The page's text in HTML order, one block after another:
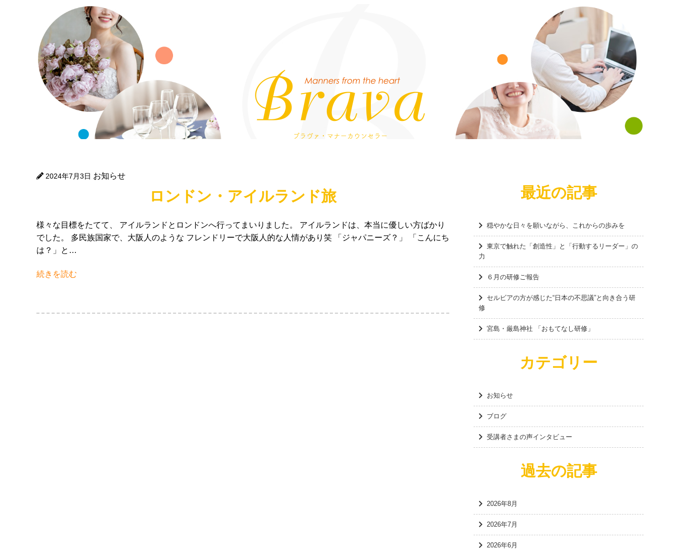
2024年7月3日 お知らせ
ロンドン・アイルランド旅
様々な目標をたてて、 アイルランドとロンドンへ行ってまいりました。 アイルランドは、本当に優しい方ばかり
でした。 多民族国家で、大阪人のような フレンドリーで大阪人的な人情があり笑 「ジャパニーズ？」 「こんにち
は？」と…
続きを読む
最近の記事
穏やかな日々を願いながら、これからの歩みを
東京で触れた「創造性」と「行動するリーダー」の
力
６月の研修ご報告
セルビアの方が感じた“日本の不思議”と向き合う研
修
宮島・厳島神社 「おもてなし研修」
カテゴリー
お知らせ
ブログ
受講者さまの声インタビュー
過去の記事
2026年8月
2026年7月
2026年6月